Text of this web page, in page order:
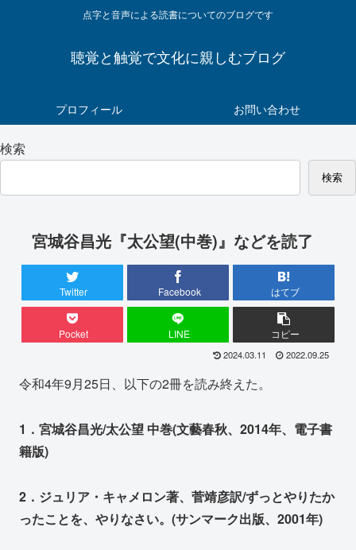
点字と音声による読書についてのブログです
聴覚と触覚で文化に親しむブログ
プロフィール お問い合わせ
検索
検索
宮城谷昌光『太公望(中巻)』などを読了
Twitter Facebook はてブ
Pocket LINE コピー
2024.03.11 2022.09.25
令和4年9月25日、以下の2冊を読み終えた。
1．宮城谷昌光/太公望 中巻(文藝春秋、2014年、電子書
籍版)
2．ジュリア・キャメロン著、菅靖彦訳/ずっとやりたか
ったことを、やりなさい。(サンマーク出版、2001年)